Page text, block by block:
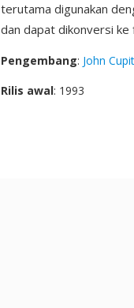
terutama digunakan
dan dapat dikonversi
Pengembang: John
Rilis awal: 1993